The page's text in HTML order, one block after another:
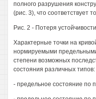
полного разрушения
(рис. 3), что соответствует
Рис. 2 - Потеря
Характерные точки на
нормируемыми
степени возможных
состояния различных типов:
- предельное состояние по